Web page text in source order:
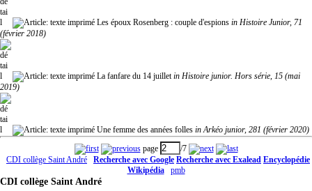
Les époux Rosenberg : couple d'espions in Histoire Junior, 71
(février 2018)
La fanfare du 14 juillet in Histoire junior. Hors série, 15 (mai
2019)
Une femme des années folles in Arkéo junior, 281 (février 2020)
page
/7
CDI collège Saint André
Recherche avec Google Recherche avec Exalead Encyclopédie
Wikipédia
pmb
CDI collège Saint André